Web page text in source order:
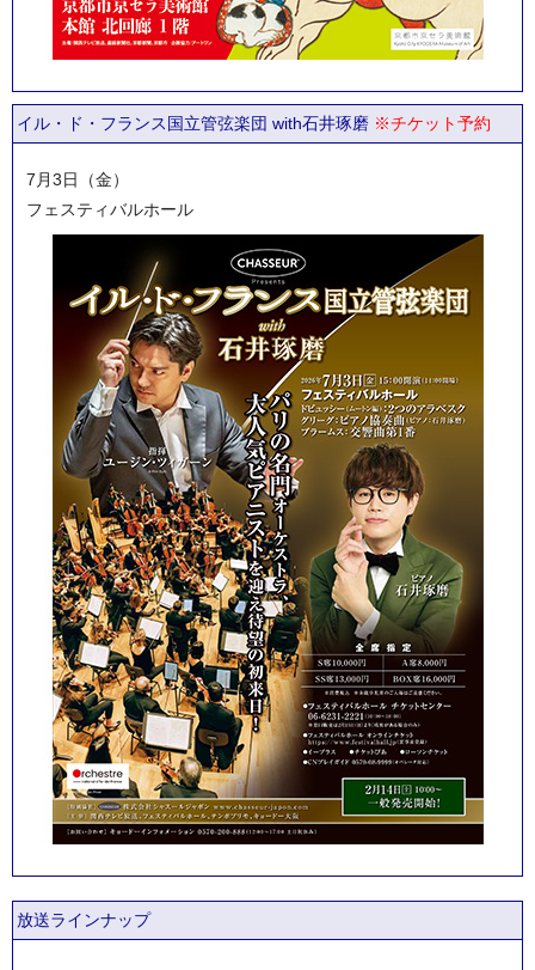
イル・ド・フランス国立管弦楽団 with石井琢磨 ※チケット予約
7月3日（金）
フェスティバルホール
放送ラインナップ